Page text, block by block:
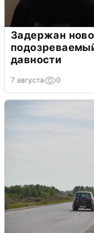
Задержан
давности
7 августа 0